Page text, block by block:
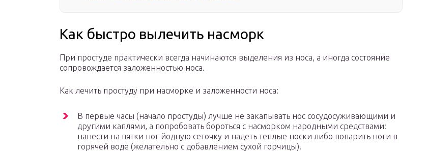
Как быстро вылечить насморк
При простуде практически всегда начинаются выделения из носа, а иногда состояние
сопровождается заложенностью носа.
Как лечить простуду при насморке и заложенности носа:
В первые часы (начало простуды) лучше не закапывать нос сосудосуживающими и
другими каплями, а попробовать бороться с насморком народными средствами:
нанести на пятки ног йодную сеточку и надеть теплые носки либо попарить ноги в
горячей воде (желательно с добавлением сухой горчицы).